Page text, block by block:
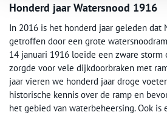
Honderd jaar Watersnood 1916
In 2016 is het honderd jaar geleden dat
getroffen door een grote
14 januari 1916 loeide een zware
zorgde voor vele dijkdoorbraken met
jaar vieren we honderd jaar droge
historische kennis over de ramp en
het gebied van waterbeheersing. Ook is